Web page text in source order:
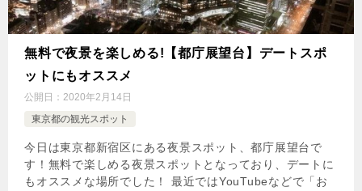
無料で夜景を楽しめる!【都庁展望台】デートスポ
ットにもオススメ
公開日： 2020年2月14日
東京都の観光スポット
今日は東京都新宿区にある夜景スポット、都庁展望台で
す！無料で楽しめる夜景スポットとなっており、デートに
もオススメな場所でした！ 最近ではYouTubeなどで「お